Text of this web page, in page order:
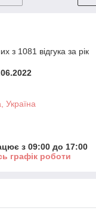
з 1081 відгука за рік
Україна
з 09:00 до 17:00
графік роботи